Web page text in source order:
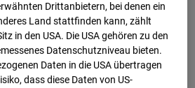
17.07.2024 07:20
Drittanbietern, bei denen ein
Land stattfinden kann, zählt
in den USA. Die USA gehören zu den
Datenschutzniveau bieten.
Daten in die USA übertragen
dass diese Daten von US-